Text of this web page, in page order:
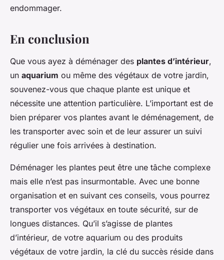
endommager.
En conclusion
Que vous ayez à déménager des plantes d’intérieur,
un aquarium ou même des végétaux de votre jardin,
souvenez-vous que chaque plante est unique et
nécessite une attention particulière. L’important est de
bien préparer vos plantes avant le déménagement, de
les transporter avec soin et de leur assurer un suivi
régulier une fois arrivées à destination.
Déménager les plantes peut être une tâche complexe
mais elle n’est pas insurmontable. Avec une bonne
organisation et en suivant ces conseils, vous pourrez
transporter vos végétaux en toute sécurité, sur de
longues distances. Qu’il s’agisse de plantes
d’intérieur, de votre aquarium ou des produits
végétaux de votre jardin, la clé du succès réside dans